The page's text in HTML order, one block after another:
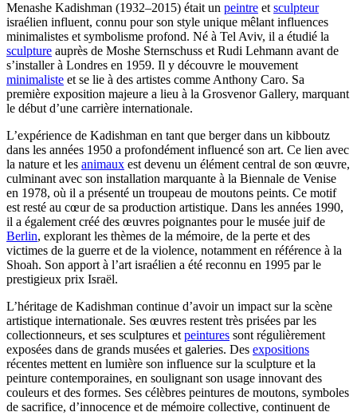
Menashe Kadishman (1932–2015) était un peintre et sculpteur
israélien influent, connu pour son style unique mêlant influences
minimalistes et symbolisme profond. Né à Tel Aviv, il a étudié la
sculpture auprès de Moshe Sternschuss et Rudi Lehmann avant de
s’installer à Londres en 1959. Il y découvre le mouvement
minimaliste et se lie à des artistes comme Anthony Caro. Sa
première exposition majeure a lieu à la Grosvenor Gallery, marquant
le début d’une carrière internationale.
L’expérience de Kadishman en tant que berger dans un kibboutz
dans les années 1950 a profondément influencé son art. Ce lien avec
la nature et les animaux est devenu un élément central de son œuvre,
culminant avec son installation marquante à la Biennale de Venise
en 1978, où il a présenté un troupeau de moutons peints. Ce motif
est resté au cœur de sa production artistique. Dans les années 1990,
il a également créé des œuvres poignantes pour le musée juif de
Berlin, explorant les thèmes de la mémoire, de la perte et des
victimes de la guerre et de la violence, notamment en référence à la
Shoah. Son apport à l’art israélien a été reconnu en 1995 par le
prestigieux prix Israël.
L’héritage de Kadishman continue d’avoir un impact sur la scène
artistique internationale. Ses œuvres restent très prisées par les
collectionneurs, et ses sculptures et peintures sont régulièrement
exposées dans de grands musées et galeries. Des expositions
récentes mettent en lumière son influence sur la sculpture et la
peinture contemporaines, en soulignant son usage innovant des
couleurs et des formes. Ses célèbres peintures de moutons, symboles
de sacrifice, d’innocence et de mémoire collective, continuent de